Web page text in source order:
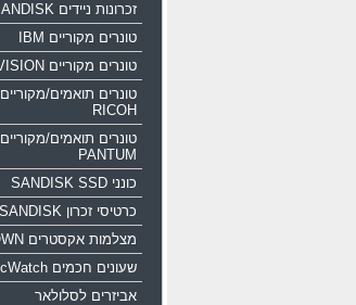
זכרונות ניידים SANDISK
טונרים מקוריים IBM
טונרים מקוריים AVISION
טונרים תואמים/מקוריים
RICOH
טונרים תואמים/מקוריים
PANTUM
כונני SANDISK SSD
כרטיסי זכרון SANDISK
מצלמות אקסטרים CROWN
שעונים חכמים TicWatch
אביזרים לסלולאר